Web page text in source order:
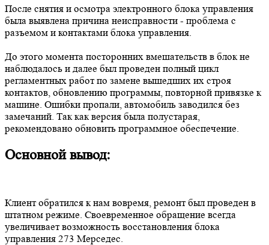
После снятия и осмотра электронного блока управления
была выявлена причина неисправности - проблема с
разъемом и контактами блока управления.
До этого момента посторонних вмешательств в блок не
наблюдалось и далее был проведен полный цикл
регламентных работ по замене вышедших их строя
контактов, обновлению программы, повторной привязке к
машине. Ошибки пропали, автомобиль заводился без
замечаний. Так как версия была полустарая,
рекомендовано обновить программное обеспечение.
Основной вывод:
Клиент обратился к нам вовремя, ремонт был проведен в
штатном режиме. Своевременное обращение всегда
увеличивает возможность восстановления блока
управления 273 Мерседес.